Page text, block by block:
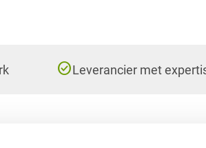
check_circleLeverancier met